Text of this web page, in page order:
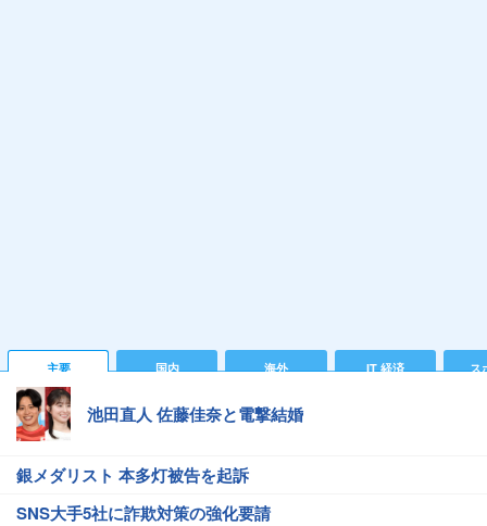
主要 国内 海外 IT 経済 ス
池田直人 佐藤佳奈と電撃結婚
銀メダリスト 本多灯被告を起訴
SNS大手5社に詐欺対策の強化要請